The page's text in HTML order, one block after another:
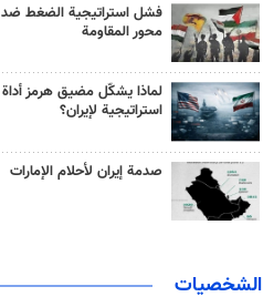
فشل استراتيجية الضغط ضد
محور المقاومة
لماذا يشكّل مضيق هرمز أداة
استراتيجية لإيران؟
صدمة إيران لأحلام الإمارات
الشخصيات